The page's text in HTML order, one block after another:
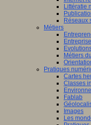
Littératie
Réseaux
Métiers
Métiers
Pratiques
Cartes
Classes
Fablab
Images
Les